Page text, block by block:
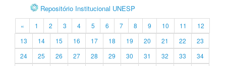
Repositório Institucional UNESP
« 1 2 3 4 5 6 7 8 9 10 11
12
13
14 15 16 17 18 19 20 21 22
23
24
25 26 27 28 29 30 31 32 33
34